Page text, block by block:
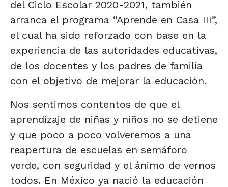
del Ciclo Escolar 2020-2021, también
arranca el programa “Aprende en Casa III”,
el cual ha sido reforzado con base en la
experiencia de las autoridades educativas,
de los docentes y los padres de familia
con el objetivo de mejorar la educación.
Nos sentimos contentos de que el
aprendizaje de niñas y niños no se detiene
y que poco a poco volveremos a una
reapertura de escuelas en semáforo
verde, con seguridad y el ánimo de vernos
todos. En México ya nació la educación